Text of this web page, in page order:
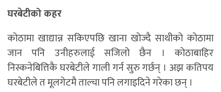
घरबेटीको कहर
कोठामा खाद्यान्न सकिएपछि खाना खोज्दै साथीको कोठामा
जान पनि उनीहरुलाई सजिलो छैन । कोठाबाहिर
निस्कनेबित्तिकै घरबेटीले गाली गर्न सुरु गर्छन् । अझ कतिपय
घरबेटीले त मूलगेटमै ताल्चा पनि लगाइदिने गरेका छन् ।